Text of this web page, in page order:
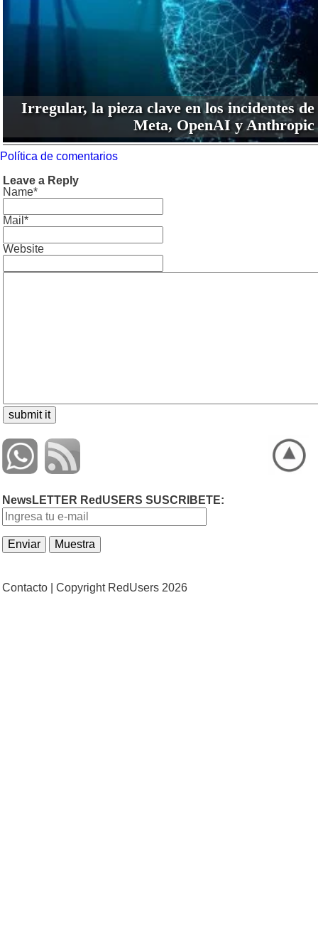
Irregular, la pieza clave en los incidentes de
Meta, OpenAI y Anthropic
Política de comentarios
Leave a Reply
Name*
Mail*
Website
NewsLETTER RedUSERS SUSCRIBETE:
Contacto | Copyright RedUsers 2026